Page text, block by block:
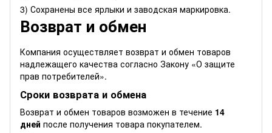
3) Сохранены все ярлыки и заводская маркировка.
Возврат и обмен
Компания осуществляет возврат и обмен товаров
надлежащего качества согласно Закону «О защите
прав потребителей».
Сроки возврата и обмена
Возврат и обмен товаров возможен в течение 14
дней после получения товара покупателем.